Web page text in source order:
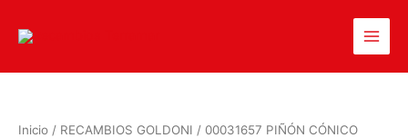
Inicio / RECAMBIOS GOLDONI / 00031657 PIÑÓN CÓNICO